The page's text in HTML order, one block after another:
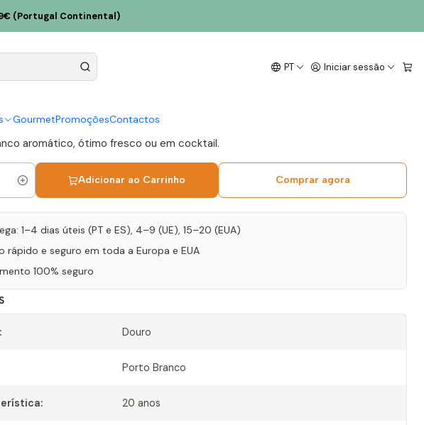
PT Iniciar sessão
GourmetPromoçõesContactos
(Portugal Continental)
Seara D'Ordens Porto 20
aromático, ótimo fresco ou em cocktail.
Adicionar ao Carrinho Comprar agora
1–4 dias úteis (PT e ES), 4–9 (UE), 15–20 (EUA)
rápido e seguro em toda a Europa e EUA
100% seguro
Douro
Porto Branco
20 anos